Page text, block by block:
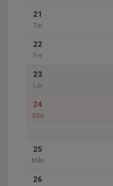
21
Tor
22
Fre
23
Lör
24
Sön
25
Mån
26